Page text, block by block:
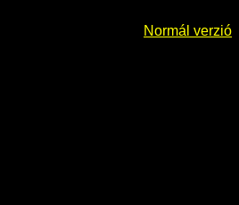
Normál verzió